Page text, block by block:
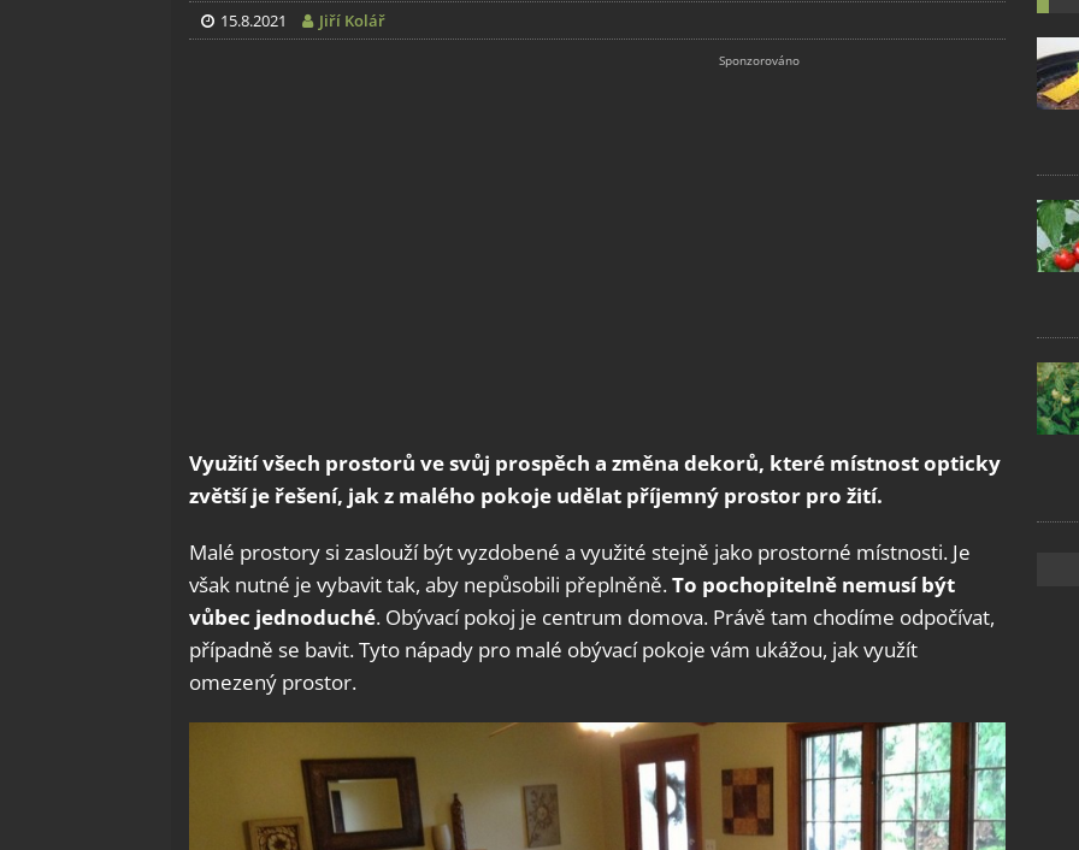
15.8.2021 Jiří Kolář
Využití všech prostorů ve svůj prospěch a změna dekorů, které místnost opticky
zvětší je řešení, jak z malého pokoje udělat příjemný prostor pro žití.
Malé prostory si zaslouží být vyzdobené a využité stejně jako prostorné místnosti. Je
však nutné je vybavit tak, aby nepůsobili přeplněně.To pochopitelně nemusí být
vůbec jednoduché. Obývací pokoj je centrum domova. Právě tam chodíme odpočívat,
případně se bavit. Tyto nápady pro malé obývací pokoje vám ukážou, jak využít
omezený prostor.